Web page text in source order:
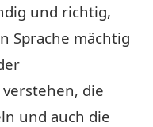
und richtig,
Sprache mächtig
die
und auch die